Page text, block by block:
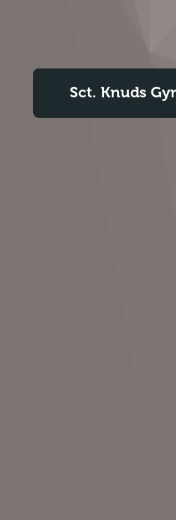
Sct. Knuds